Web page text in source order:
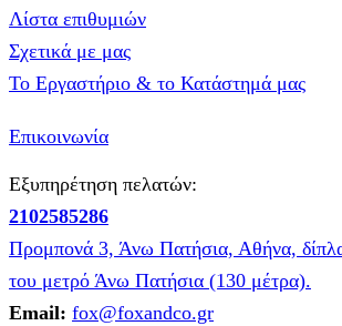
Λίστα επιθυμιών
Σχετικά με μας
Το Εργαστήριο & το Κατάστημά μας
Επικοινωνία
Εξυπηρέτηση πελατών:
2102585286
Προμπονά 3, Άνω Πατήσια, Αθήνα,
του μετρό Άνω Πατήσια (130 μέτρα).
Email: fox@foxandco.gr